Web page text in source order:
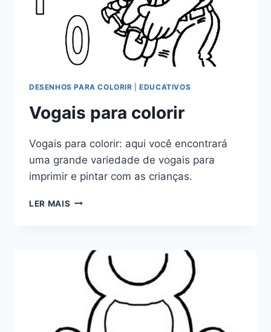
DESENHOS PARA COLORIR |EDUCATIVOS
Vogais para colorir
Vogais para colorir: aqui você encontrará
uma grande variedade de vogais para
imprimir e pintar com as crianças.
LER MAIS VOGAIS